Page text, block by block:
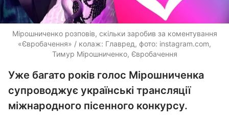
Мірошниченко розповів, скільки заробив за коментування
«Євробачення» / колаж: Главред, фото: instagram.com,
Тимур Мірошниченко, Євробачення
Уже багато років голос Мірошниченка
супроводжує українські трансляції
міжнародного пісенного конкурсу.